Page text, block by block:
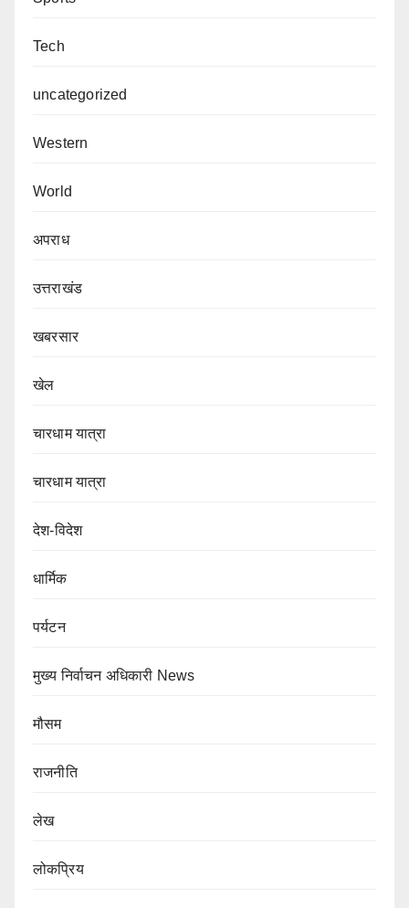
Tech
uncategorized
Western
World
अपराध
उत्तराखंड
खबरसार
खेल
चारधाम यात्रा
चारधाम यात्रा
देश-विदेश
धार्मिक
पर्यटन
मुख्य निर्वाचन अधिकारी News
मौसम
राजनीति
लेख
लोकप्रिय